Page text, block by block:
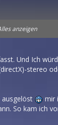
anzeigen
Und Ich
stereo
ausgelöst
mir
So kam ich